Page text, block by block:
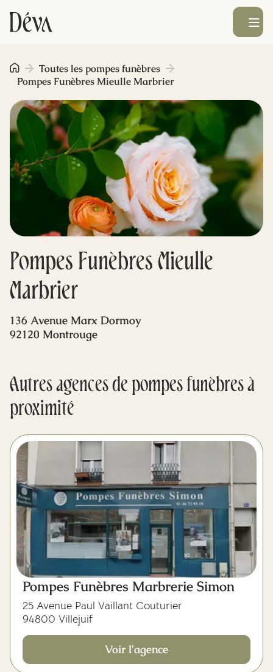
Obsèques
Prévoyance
Monument funéraire
Livraison de fleurs
Blog
Ouvrir le
Pompes Funèbres Mieulle
Marbrier
Toutes les pompes funèbres
Pompes Funèbres Mieulle Marbrier
136 Avenue Marx Dormoy
92120 Montrouge
Autres agences de pompes funèbres à
proximité
Pompes Funèbres Marbrerie Simon
25 Avenue Paul Vaillant Couturier
94800 Villejuif
Voir l'agence